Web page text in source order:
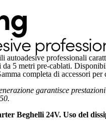
autoadesive professionali
da 5 metri pre-cablati.
completa di accessori
garantisce
Beghelli 24V. Uso del